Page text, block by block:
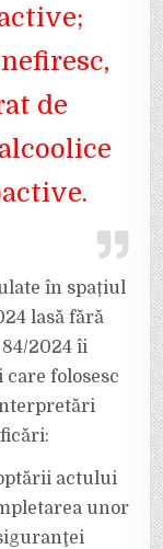
de
în spațiul
lasă fără
2024 îi
folosesc
actului
unor